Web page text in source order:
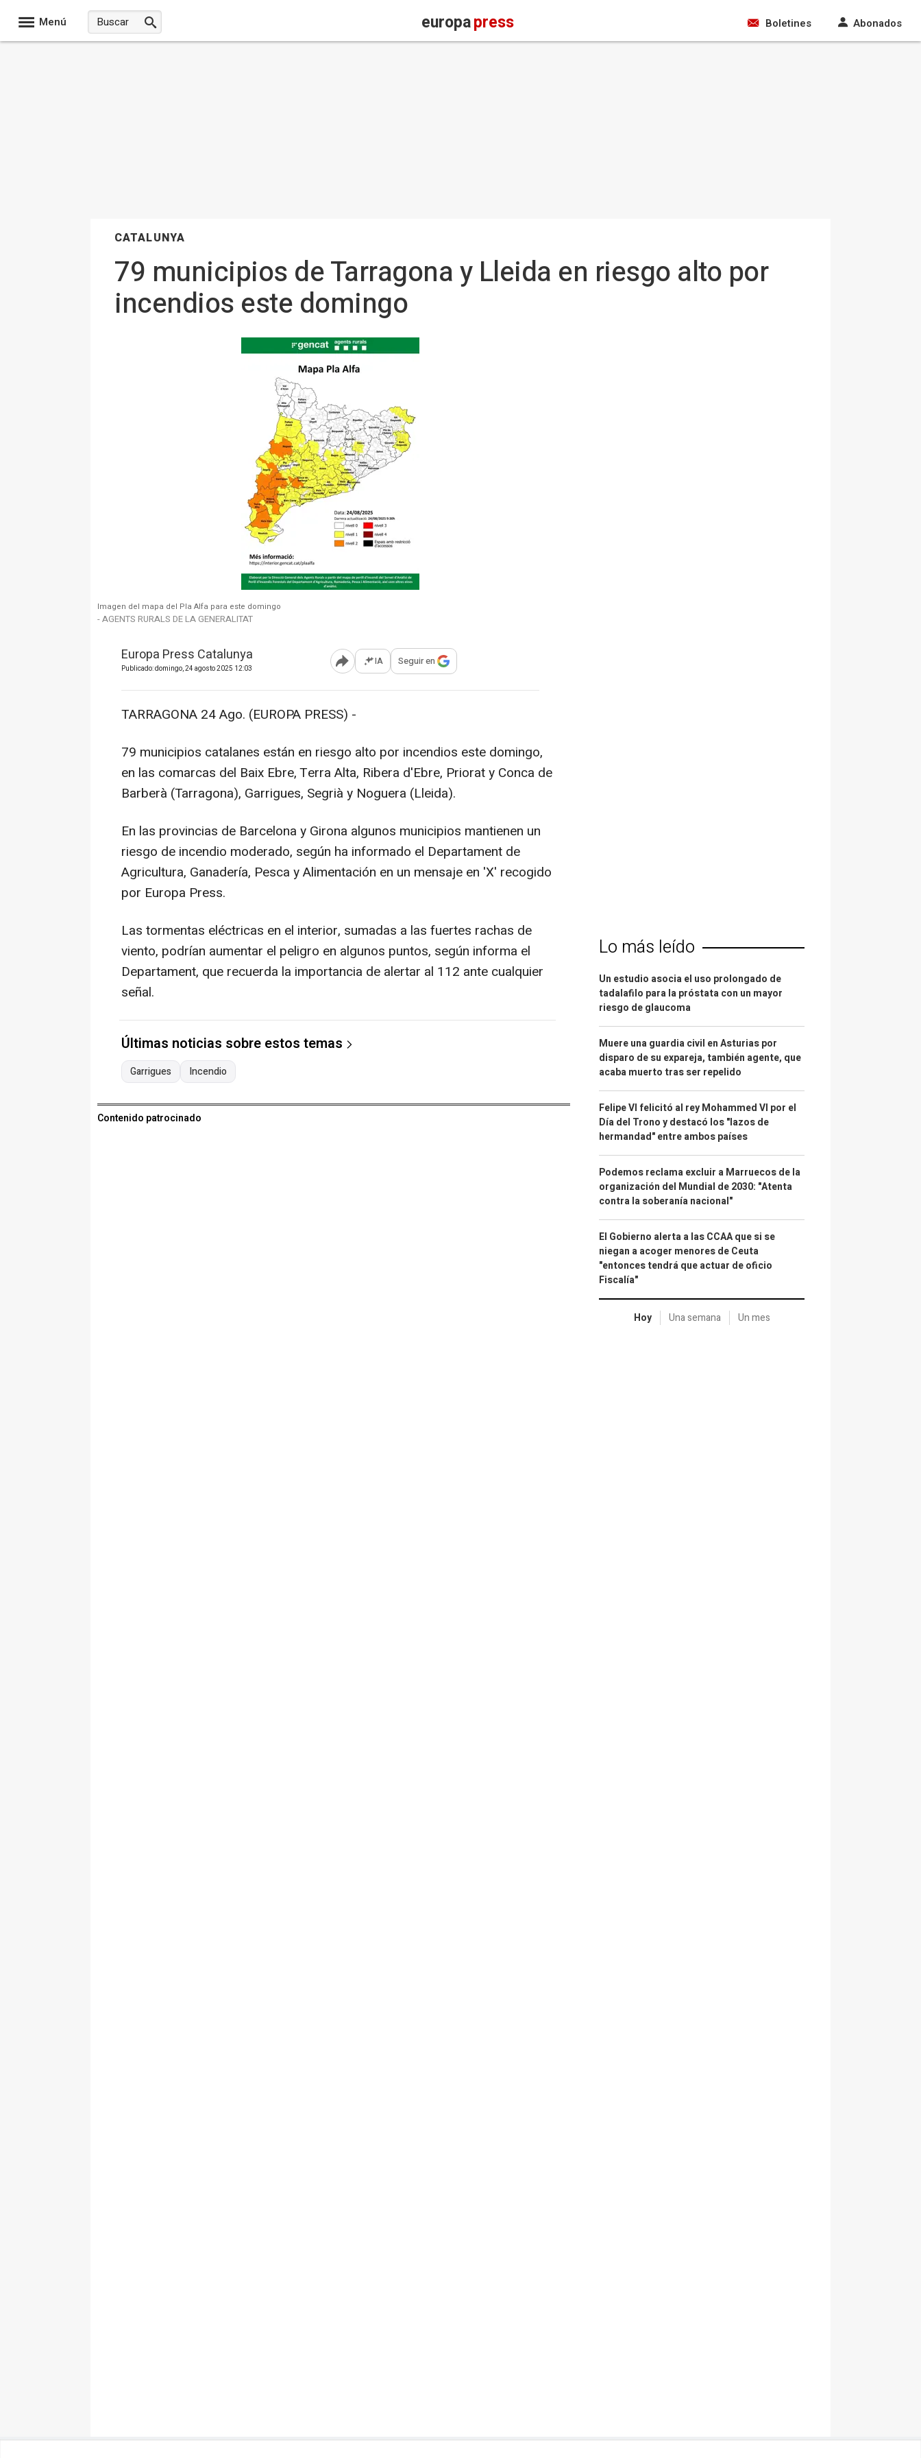
Menú europapress Boletines Abonados
CATALUNYA
79 municipios de Tarragona y Lleida en riesgo alto por
incendios este domingo
Imagen del mapa del Pla Alfa para este domingo
- AGENTS RURALS DE LA GENERALITAT
Europa Press Catalunya
Publicado: domingo, 24 agosto 2025 12:03 Abrir opciones para compartir
IA Seguir en
TARRAGONA 24 Ago. (EUROPA PRESS) -
79 municipios catalanes están en riesgo alto por incendios este domingo,
en las comarcas del Baix Ebre, Terra Alta, Ribera d'Ebre, Priorat y Conca de
Barberà (Tarragona), Garrigues, Segrià y Noguera (Lleida).
En las provincias de Barcelona y Girona algunos municipios mantienen un
riesgo de incendio moderado, según ha informado el Departament de
Agricultura, Ganadería, Pesca y Alimentación en un mensaje en 'X' recogido
por Europa Press.
Las tormentas eléctricas en el interior, sumadas a las fuertes rachas de
viento, podrían aumentar el peligro en algunos puntos, según informa el
Departament, que recuerda la importancia de alertar al 112 ante cualquier
señal.
Últimas noticias sobre estos temas
Garrigues Incendio
Contenido patrocinado
Lo más leído
Un estudio asocia el uso prolongado de
tadalafilo para la próstata con un mayor
riesgo de glaucoma
Muere una guardia civil en Asturias por
disparo de su expareja, también agente, que
acaba muerto tras ser repelido
Felipe VI felicitó al rey Mohammed VI por el
Día del Trono y destacó los "lazos de
hermandad" entre ambos países
Podemos reclama excluir a Marruecos de la
organización del Mundial de 2030: "Atenta
contra la soberanía nacional"
El Gobierno alerta a las CCAA que si se
niegan a acoger menores de Ceuta
"entonces tendrá que actuar de oficio
Fiscalía"
Hoy Una semana Un mes